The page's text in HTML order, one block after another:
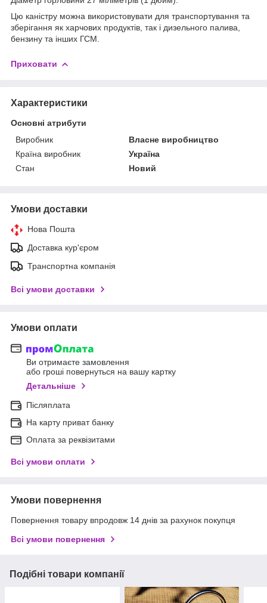
Цю каністру можна використовувати для транспортування та
зберігання як харчових продуктів, так і дизельного палива,
бензину та інших ГСМ.
Приховати
Характеристики
Основні атрибути
Виробник
Власне виробництво
Країна виробник
Україна
Стан
Новий
Умови доставки
Нова Пошта
Доставка кур'єром
Транспортна компанія
Всі умови доставки
Умови оплати
Ви отримаєте замовлення
або гроші повернуться на вашу картку
Детальніше
Післяплата
На карту приват банку
Оплата за реквізитами
Всі умови оплати
Умови повернення
Повернення товару впродовж 14 днів за рахунок покупця
Всі умови повернення
Подібні товари компанії